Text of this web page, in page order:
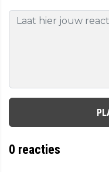
0 reacties